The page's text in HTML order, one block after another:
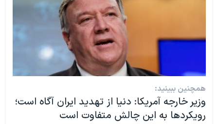
همچنین ببینید:
وزیر خارجه آمریکا: دنیا از تهدید ایران آگاه است؛
رویکردها به این چالش متفاوت است